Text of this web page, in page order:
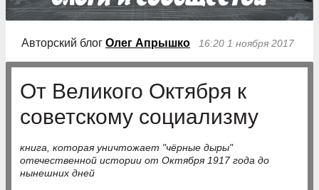
Авторский блог Олег Апрышко 16:20 1 ноября 2017
От Великого Октября к
советскому социализму
книга, которая уничтожает "чёрные дыры"
отечественной истории от Октября 1917 года до
нынешних дней